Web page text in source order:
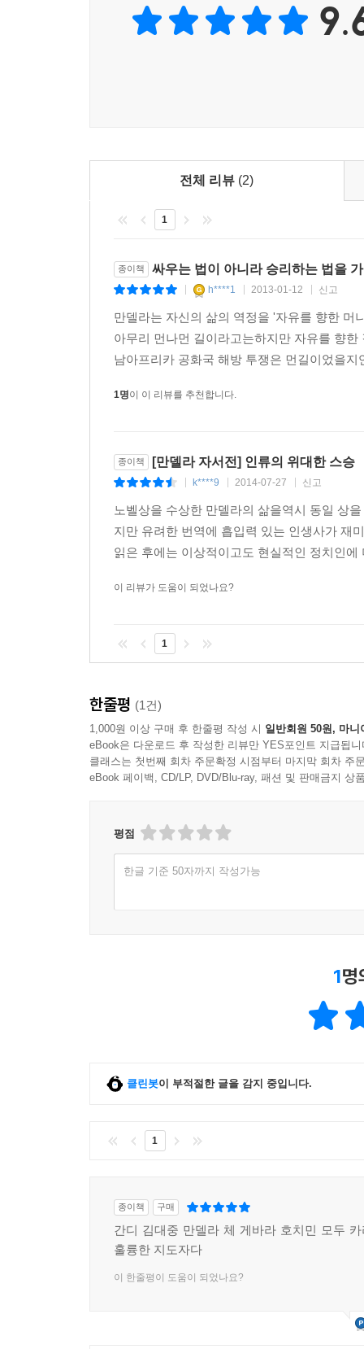
위원회’의 청문회를 통해 드러난 야만적인
아파르트헤이트 체제의 인권유린 사건은
베풀어준 백인들에게 고마워하며 성실하게 공부
하지만 현실은 이러한 그를 가만히 내버려두지
이미 자유를 빼앗겼다는 것을 발견했을 때부터”
천천히 깨닫게 되었다.”
만델라는 아프리카 민족회의(ANC)와 만나게
흑인으로 산다는 것은 태어나는 순간부터 정치
집행위원으로 선출되면서부터 ANC에 적극적
1952년 만델라는 올리버 탐보와 함께 남아프
바꾸게 된 것이다. 이 과정에서 1956년 체포되어
되어 지하생활로 들어갈 수밖에 없었다. 이후 만
“나의 사명은 억압하는 자와 억압받는 자 모두를 해
지하생활을 계속하던 1962년 8월, 만델라는 차
잡힌 것이다. 이때부터 시작된 일명 ‘리보니아 재
않았던 만델라는 1964년 사형이 아닌 종신형을
로벤 섬, 폴스무어 등 악명 높은 교도소에서 보
경제제재 조치가 더욱 강화되었고, 만델라의 위
있었다.
인내를 갖고 백인 정부와 대화한 끝에 만델라는
340여 년 간의 인종차별을 종식시키는 남아프리
당선된다.
만델라는 모든 인간의 깊은 마음 속에는 자비와
증오하도록 태어난 사람은 아무도 없다. 사람들
마음에서 사랑은 그 반대보다 훨씬 더 본성적이
만델라는 말했다. “다른 사람의 자유를 빼앗은
전체 리뷰 (2)
1
종이책 싸우는 법이 아니라 승리하는 법을
h****1 2013-01-12 신고
만델라는 자신의 삶의 역정을 '자유를 향한 머
아무리 먼나먼 길이라고는하지만 자유를 향
남아프리카 공화국 해방 투쟁은 먼길이었을
1명이 이 리뷰를 추천합니다.
종이책 [만델라 자서전] 인류의 위대한 스승
k****9 2014-07-27 신고
노벨상을 수상한 만델라의 삶을역시 동일 상
지만 유려한 번역에 흡입력 있는 인생사가 재
읽은 후에는 이상적이고도 현실적인 정치인
이 리뷰가 도움이 되었나요?
1
한줄평 (1건)
1,000원 이상 구매 후 한줄평 작성 시 일반회원 50원, 마니
eBook은 다운로드 후 작성한 리뷰만 YES포인트 지급됩니
클래스는 첫번째 회차 주문확정 시점부터 마지막 회차 주
eBook 페이백, CD/LP, DVD/Blu-ray, 패션 및 판매금지 상
평점
한글 기준 50자까지 작성가능
1명
클린봇이 부적절한 글을 감지 중입니다.
1
종이책 구매
간디 김대중 만델라 체 게바라 호치민 모두
훌륭한 지도자다
이 한줄평이 도움이 되었나요?